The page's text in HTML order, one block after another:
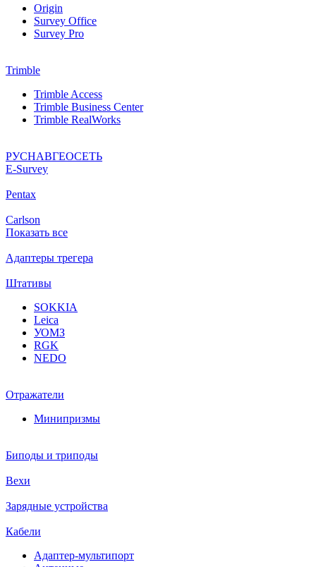
Origin
Survey Office
Survey Pro
Trimble
Trimble Access
Trimble Business Center
Trimble RealWorks
РУСНАВГЕОСЕТЬ
Е-Survey
Pentax
Carlson
Показать все
Адаптеры трегера
Штативы
SOKKIA
Leica
УОМЗ
RGK
NEDO
Отражатели
Минипризмы
Биподы и триподы
Вехи
Зарядные устройства
Кабели
Адаптер-мультипорт